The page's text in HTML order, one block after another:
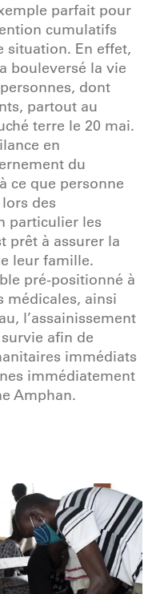
parfait pour
cumulatifs
situation. En effet,
bouleversé la vie
dont
partout au
terre le 20 mai.
en
du
ce que personne
des
particulier les
prêt à assurer la
leur famille.
pré-positionné à
médicales, ainsi
l’assainissement
afin de
immédiats
immédiatement
Amphan.